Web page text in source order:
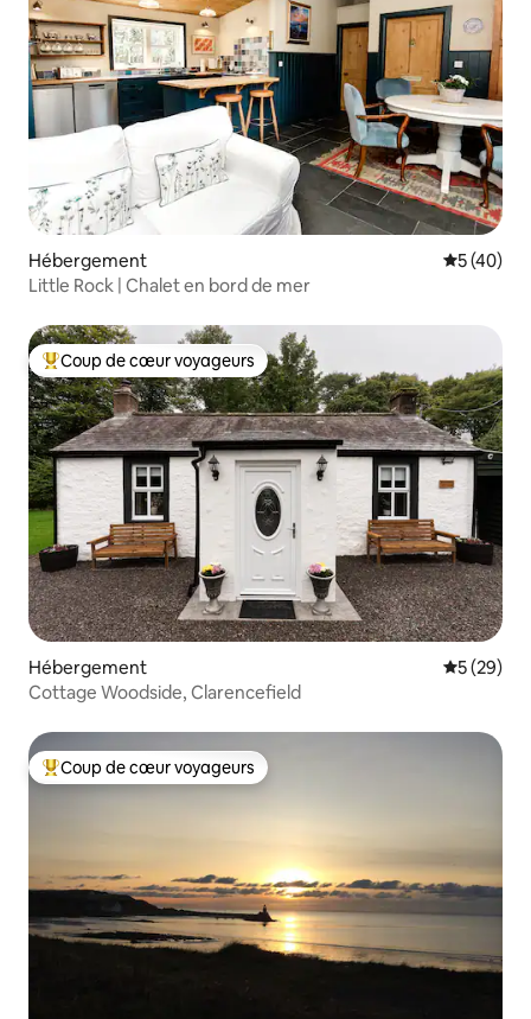
Hébergement
5 (40)
Little Rock | Chalet en bord de mer
Coups de cœur voyageurs les plus appréciés
Coup de cœur voyageurs
Hébergement
5 (29)
Cottage Woodside, Clarencefield
Coups de cœur voyageurs les plus appréciés
Coup de cœur voyageurs